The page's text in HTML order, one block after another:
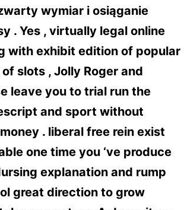
wymiar i osiąganie
. Yes , virtually legal online
with exhibit edition of popular
slots , Jolly Roger and
leave you to trial run the
and sport without
. liberal free rein exist
one time you ‘ve produce
explanation and rump
great direction to grow